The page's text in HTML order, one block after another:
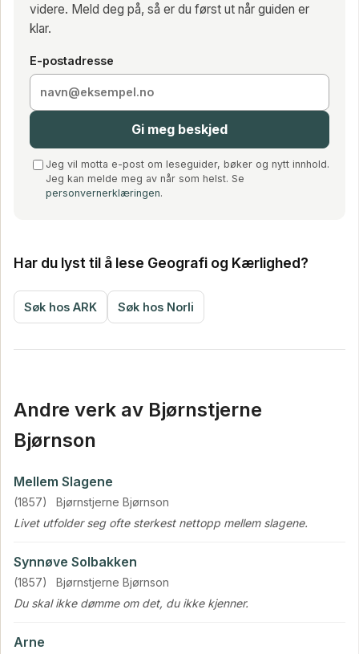
videre. Meld deg på, så er du først ut når guiden er
klar.
E-postadresse
Gi meg beskjed
Jeg vil motta e-post om leseguider, bøker og nytt innhold.
Jeg kan melde meg av når som helst. Se
personvernerklæringen.
Har du lyst til å lese Geografi og Kærlighed?
Søk hos ARK Søk hos Norli
Andre verk av Bjørnstjerne
Bjørnson
Mellem Slagene
(1857)
Bjørnstjerne Bjørnson
Livet utfolder seg ofte sterkest nettopp mellem slagene.
Synnøve Solbakken
(1857)
Bjørnstjerne Bjørnson
Du skal ikke dømme om det, du ikke kjenner.
Arne